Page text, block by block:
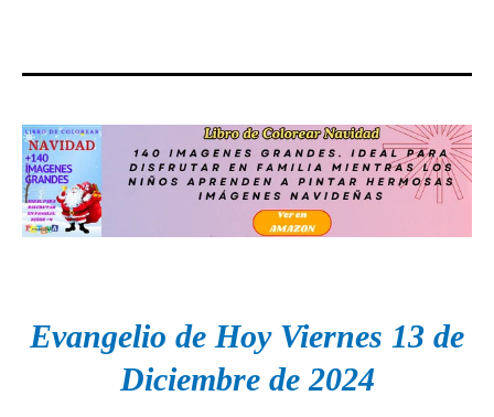
Evangelio de Hoy Viernes 13 de
Diciembre de 2024